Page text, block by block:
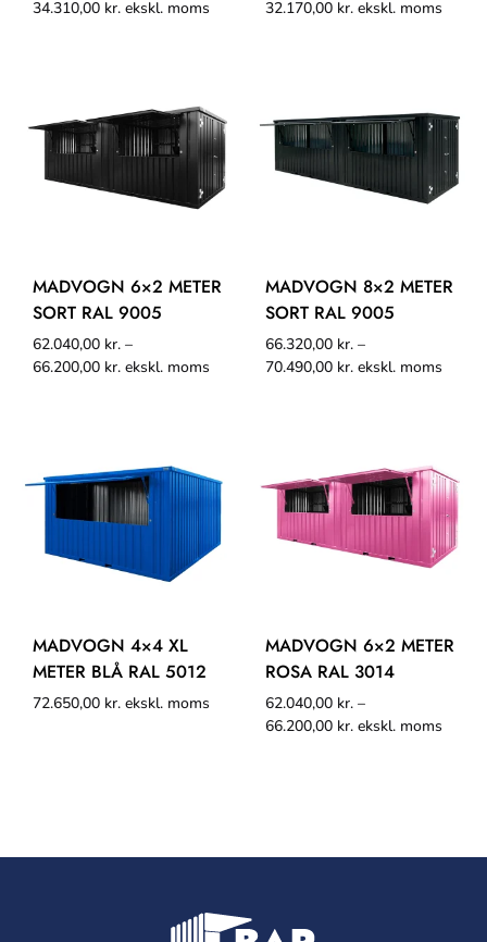
34.310,00 kr. ekskl. moms 32.170,00 kr. ekskl. moms
MADVOGN 6×2 METER
SORT RAL 9005
62.040,00 kr. –
66.200,00 kr. ekskl. moms
MADVOGN 8×2 METER
SORT RAL 9005
66.320,00 kr. –
70.490,00 kr. ekskl. moms
MADVOGN 4×4 XL
METER BLÅ RAL 5012
72.650,00 kr. ekskl. moms
MADVOGN 6×2 METER
ROSA RAL 3014
62.040,00 kr. –
66.200,00 kr. ekskl. moms